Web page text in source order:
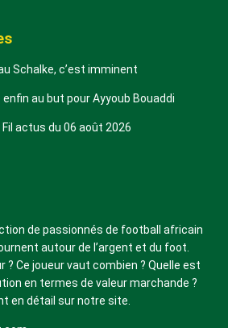
Schalke, c’est imminent
au but pour Ayyoub Bouaddi
actus du 06 août 2026
de passionnés de football africain
autour de l’argent et du foot.
? Ce joueur vaut combien ? Quelle est
en termes de valeur marchande ?
en détail sur notre site.